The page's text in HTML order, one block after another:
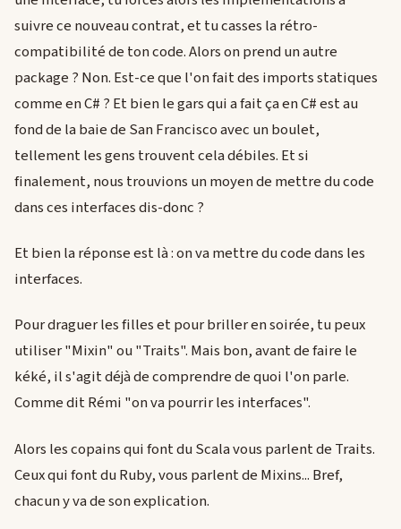
suivre ce nouveau contrat, et tu casses la rétro-
compatibilité de ton code. Alors on prend un autre
package ? Non. Est-ce que l'on fait des imports statiques
comme en C# ? Et bien le gars qui a fait ça en C# est au
fond de la baie de San Francisco avec un boulet,
tellement les gens trouvent cela débiles. Et si
finalement, nous trouvions un moyen de mettre du code
dans ces interfaces dis-donc ?
Et bien la réponse est là : on va mettre du code dans les
interfaces.
Pour draguer les filles et pour briller en soirée, tu peux
utiliser "Mixin" ou "Traits". Mais bon, avant de faire le
kéké, il s'agit déjà de comprendre de quoi l'on parle.
Comme dit Rémi "on va pourrir les interfaces".
Alors les copains qui font du Scala vous parlent de Traits.
Ceux qui font du Ruby, vous parlent de Mixins... Bref,
chacun y va de son explication.